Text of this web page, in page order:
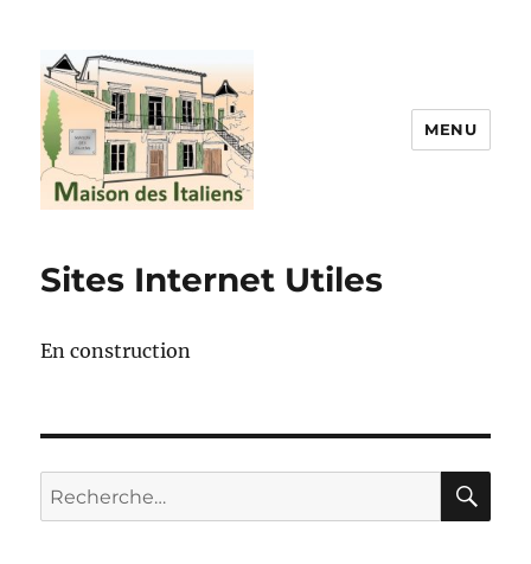
MENU
Sites Internet Utiles
En construction
Recherche
pour :